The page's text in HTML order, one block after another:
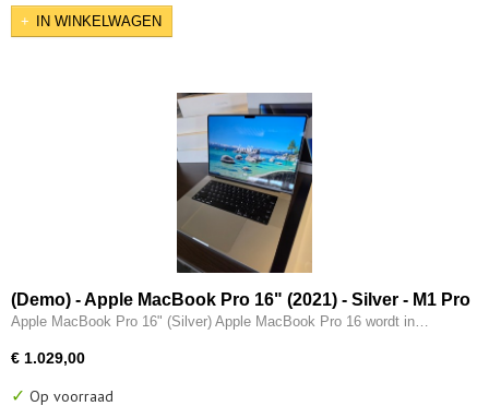
IN WINKELWAGEN
(Demo) - Apple MacBook Pro 16" (2021) - Silver - M1 Pro
(10 core) - 32GB - 512GB - 16 Core GPU - Thunderbolt -
Apple MacBook Pro 16" (Silver) Apple MacBook Pro 16 wordt in…
€ 1.029,00
✓ Op voorraad